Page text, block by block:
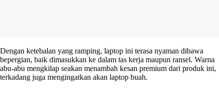
Dengan ketebalan yang ramping, laptop ini terasa nyaman dibawa
bepergian, baik dimasukkan ke dalam tas kerja maupun ransel. Warna
abu-abu mengkilap seakan menambah kesan premium dari produk ini,
terkadang juga mengingatkan akan laptop buah.